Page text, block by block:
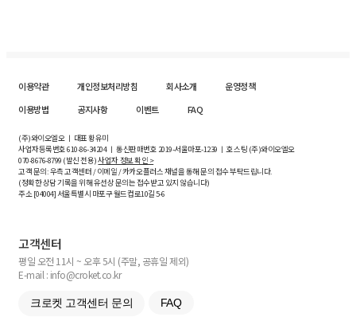
이용약관 개인정보처리방침 회사소개
운영정책
이용방법
공지사항 이벤트 FAQ
(주)와이오엘오 ㅣ 대표 황유미
사업자등록번호610-86-34204ㅣ 통신판매번호 2019-서울마포-1239 ㅣ 호스팅 (주)와이오엘오
070-8676-8799 (발신 전용)사업자 정보 확인 >
고객 문의: 우측 고객센터 / 이메일 / 카카오플러스 채널을 통해 문의 접수 부탁드립니다.
(정확한 상담 기록을 위해 유선상 문의는 접수받고 있지 않습니다)
주소 [04004] 서울특별시 마포구 월드컵로10길5-6
고객센터
평일 오전 11시 ~ 오후 5시 (주말, 공휴일 제외)
E-mail : info@croket.co.kr
크로켓 고객센터 문의 FAQ